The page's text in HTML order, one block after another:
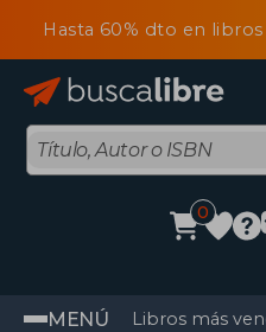
Hasta 60% dto en
0
MENÚ Libros más